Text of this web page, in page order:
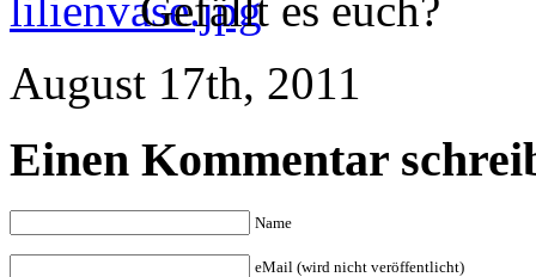
August 17th, 2011
Einen Kommentar
Name
eMail (wird nicht veröffentlicht)